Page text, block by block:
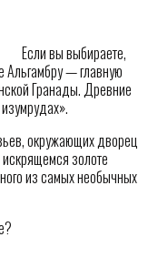
Если вы выбираете,
Альгамбру — главную
Гранады. Древние
окружающих дворец
золоте
из самых необычных